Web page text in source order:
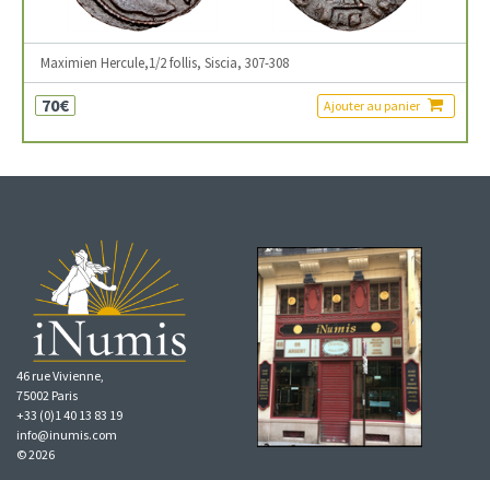
Maximien Hercule,1/2 follis, Siscia, 307-308
70€ Ajouter au panier
46 rue Vivienne,
75002 Paris
+33 (0)1 40 13 83 19
info@inumis.com
© 2026